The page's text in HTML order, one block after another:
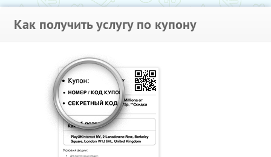
Как получить услугу по купону